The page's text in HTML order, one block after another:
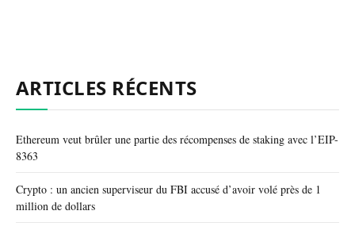
ARTICLES RÉCENTS
Ethereum veut brûler une partie des récompenses de staking avec l’EIP-
8363
Crypto : un ancien superviseur du FBI accusé d’avoir volé près de 1
million de dollars